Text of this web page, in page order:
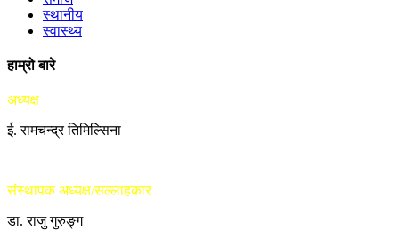
स्थानीय
स्वास्थ्य
हाम्रो बारे
अध्यक्ष
ई. रामचन्द्र तिमिल्सिना
संस्थापक अध्यक्ष/सल्लाहकार
डा. राजु गुरुङ्ग